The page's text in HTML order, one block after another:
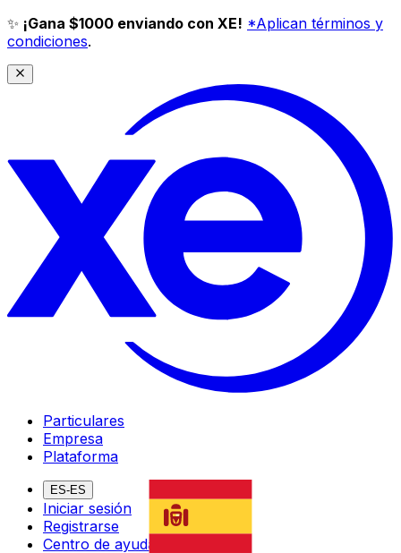
✨ ¡Gana $1000 enviando con XE! *Aplican términos y
condiciones.
Particulares
Empresa
Plataforma
ES-ES
Iniciar sesión
Registrarse
Centro de ayuda